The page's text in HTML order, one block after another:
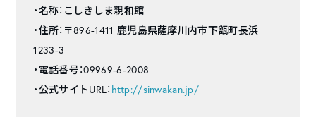
・名称：こしきしま親和館
・住所：〒896-1411 鹿児島県薩摩川内市下甑町長浜
1233-3
・電話番号：09969-6-2008
・公式サイトURL： http://sinwakan.jp/